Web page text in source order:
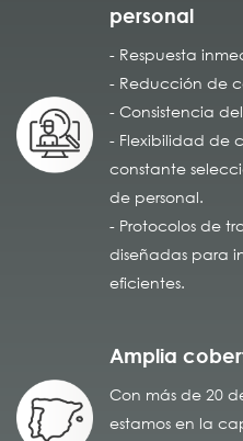
personal
- Respuesta
- Reducción de
- Consistencia
- Flexibilidad de
constante
de personal.
- Protocolos de
diseñadas para
eficientes.
Amplia
Con más de 20
estamos en la